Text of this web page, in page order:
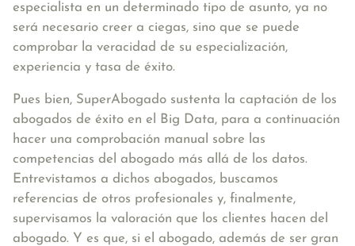
especialista en un determinado tipo de asunto, ya no
será necesario creer a ciegas, sino que se puede
comprobar la veracidad de su especialización,
experiencia y tasa de éxito.
Pues bien, SuperAbogado sustenta la captación de los
abogados de éxito en el Big Data, para a continuación
hacer una comprobación manual sobre las
competencias del abogado más allá de los datos.
Entrevistamos a dichos abogados, buscamos
referencias de otros profesionales y, finalmente,
supervisamos la valoración que los clientes hacen del
abogado. Y es que, si el abogado, además de ser gran